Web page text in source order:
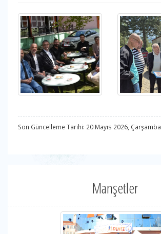
Son Güncelleme Tarihi: 20 Mayıs 2026, Çarşamba
Manşetler